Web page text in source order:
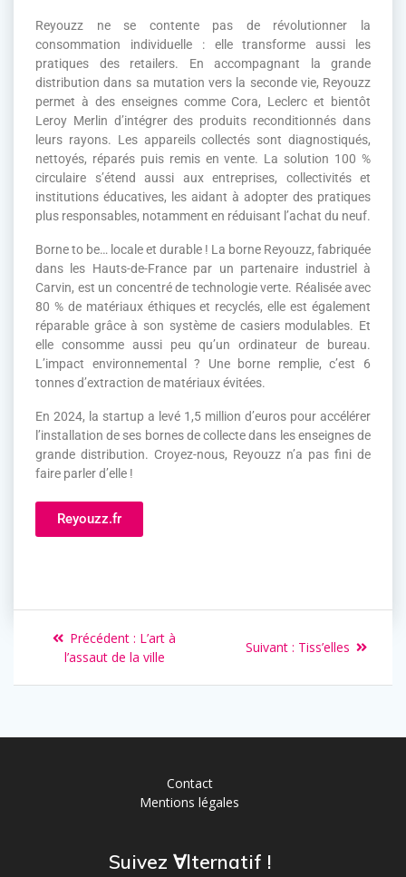
Reyouzz ne se contente pas de révolutionner la
consommation individuelle : elle transforme aussi les
pratiques des retailers. En accompagnant la grande
distribution dans sa mutation vers la seconde vie, Reyouzz
permet à des enseignes comme Cora, Leclerc et bientôt
Leroy Merlin d’intégrer des produits reconditionnés dans
leurs rayons. Les appareils collectés sont diagnostiqués,
nettoyés, réparés puis remis en vente. La solution 100 %
circulaire s’étend aussi aux entreprises, collectivités et
institutions éducatives, les aidant à adopter des pratiques
plus responsables, notamment en réduisant l’achat du neuf.
Borne to be… locale et durable ! La borne Reyouzz, fabriquée
dans les Hauts-de-France par un partenaire industriel à
Carvin, est un concentré de technologie verte. Réalisée avec
80 % de matériaux éthiques et recyclés, elle est également
réparable grâce à son système de casiers modulables. Et
elle consomme aussi peu qu’un ordinateur de bureau.
L’impact environnemental ? Une borne remplie, c’est 6
tonnes d’extraction de matériaux évitées.
En 2024, la startup a levé 1,5 million d’euros pour accélérer
l’installation de ses bornes de collecte dans les enseignes de
grande distribution. Croyez-nous, Reyouzz n’a pas fini de
faire parler d’elle !
Reyouzz.fr
Précédent : L’art à
l’assaut de la ville
Suivant : Tiss’elles
Contact
Mentions légales
Suivez ∀lternatif !